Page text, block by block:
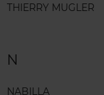
THIERRY MUGLER
N
NABILLA